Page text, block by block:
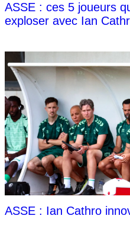
ASSE : ces 5 joueurs
exploser avec Ian
ASSE : Ian Cathro